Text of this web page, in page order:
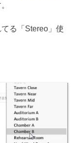
る「Stereo」使